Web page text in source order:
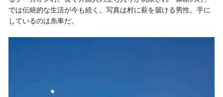
では伝統的な生活が今も続く。写真は村に薪を届ける男性。手に
しているのは糸車だ。